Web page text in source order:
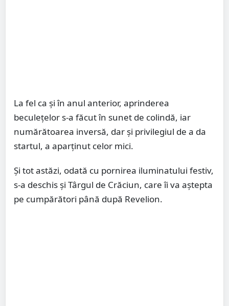
La fel ca și în anul anterior, aprinderea
beculețelor s-a făcut în sunet de colindă, iar
numărătoarea inversă, dar și privilegiul de a da
startul, a aparținut celor mici.
Și tot astăzi, odată cu pornirea iluminatului festiv,
s-a deschis și Târgul de Crăciun, care îi va aștepta
pe cumpărători până după Revelion.